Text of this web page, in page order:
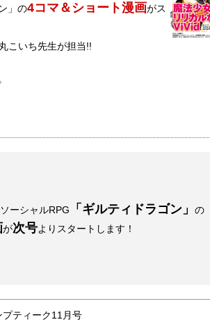
」の4コマ＆ショート漫画がス
こいち先生が担当!!
ソーシャルRPG 「ギルティドラゴン」 の
が次号よりスタートします！
プティーク11月号